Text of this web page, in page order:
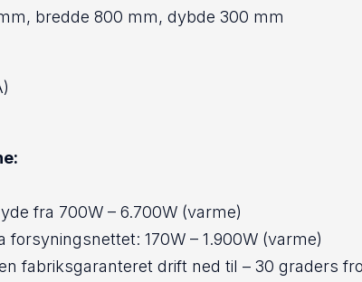
bredde 800 mm, dybde 300 mm
fra 700W – 6.700W (varme)
forsyningsnettet: 170W – 1.900W (varme)
fabriksgaranteret drift ned til – 30 graders